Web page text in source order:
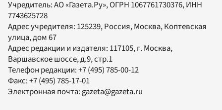
Учредитель:АО «Газета.Ру», ОГРН 1067761730376, ИНН
7743625728
Адрес учредителя: 125239, Россия, Москва, Коптевская
улица, дом 67
Адрес редакции и издателя: 117105, г. Москва,
Варшавское шоссе, д.9, стр.1
Телефон редакции:+7 (495) 785-00-12
Факс:+7 (495) 785-17-01
Электронная почта: gazeta@gazeta.ru